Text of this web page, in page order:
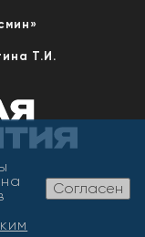
Т.И.
Согласен